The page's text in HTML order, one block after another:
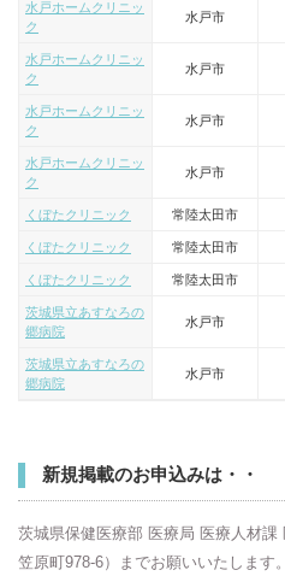
水戸ホームクリニッ
ク
水戸市
水戸ホームクリニッ
ク
水戸市
水戸ホームクリニッ
ク
水戸市
水戸ホームクリニッ
ク
水戸市
くぼたクリニック 常陸太田市
くぼたクリニック 常陸太田市
くぼたクリニック 常陸太田市
茨城県立あすなろの
郷病院
水戸市
茨城県立あすなろの
郷病院
水戸市
新規掲載のお申込みは・・
茨城県保健医療部 医療局 医療人材
笠原町978-6）までお願いいたします。